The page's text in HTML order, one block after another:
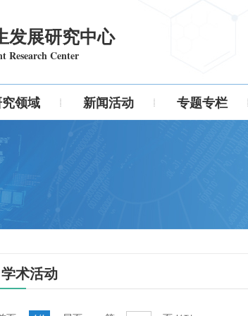
发展研究中心
Research Center
领域 新闻活动 专题专栏
学术活动